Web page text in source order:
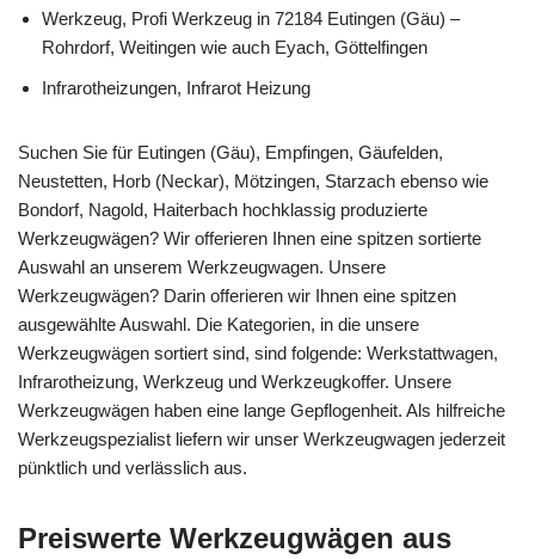
Werkzeug, Profi Werkzeug in 72184 Eutingen (Gäu) –
Rohrdorf, Weitingen wie auch Eyach, Göttelfingen
Infrarotheizungen, Infrarot Heizung
Suchen Sie für Eutingen (Gäu), Empfingen, Gäufelden,
Neustetten, Horb (Neckar), Mötzingen, Starzach ebenso wie
Bondorf, Nagold, Haiterbach hochklassig produzierte
Werkzeugwägen? Wir offerieren Ihnen eine spitzen sortierte
Auswahl an unserem Werkzeugwagen. Unsere
Werkzeugwägen? Darin offerieren wir Ihnen eine spitzen
ausgewählte Auswahl. Die Kategorien, in die unsere
Werkzeugwägen sortiert sind, sind folgende: Werkstattwagen,
Infrarotheizung, Werkzeug und Werkzeugkoffer. Unsere
Werkzeugwägen haben eine lange Gepflogenheit. Als hilfreiche
Werkzeugspezialist liefern wir unser Werkzeugwagen jederzeit
pünktlich und verlässlich aus.
Preiswerte Werkzeugwägen aus